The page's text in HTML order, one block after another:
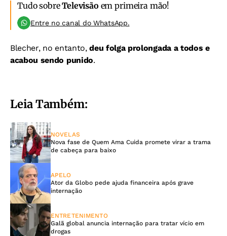
Tudo sobreTelevisão em primeira mão!
Entre no canal do WhatsApp.
Blecher, no entanto,deu folga prolongada a todos e
acabou sendo punido.
Leia Também:
NOVELAS
Nova fase de Quem Ama Cuida promete virar a trama
de cabeça para baixo
APELO
Ator da Globo pede ajuda financeira após grave
internação
ENTRETENIMENTO
Galã global anuncia internação para tratar vício em
drogas